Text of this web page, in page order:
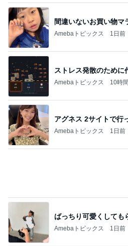
ストレス発散のために
Amebaトピックス 10時間
アグネス 2サイトで行
Amebaトピックス 1日前